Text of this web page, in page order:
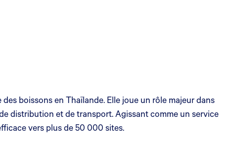
boissons en Thaïlande. Elle joue un rôle majeur dans
distribution et de transport. Agissant comme un service
vers plus de 50 000 sites.